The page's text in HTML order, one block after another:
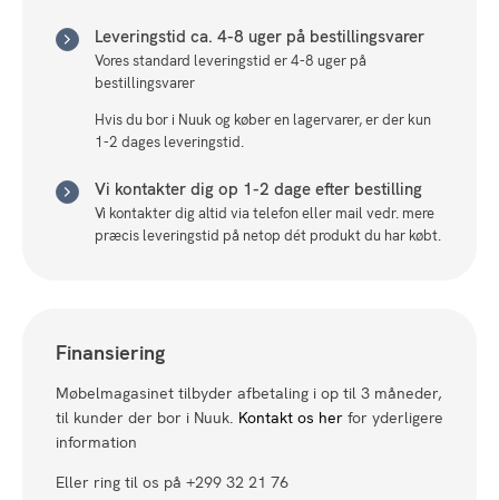
Leveringstid ca. 4-8 uger på bestillingsvarer
Vores standard leveringstid er 4-8 uger på
bestillingsvarer
Hvis du bor i Nuuk og køber en lagervarer, er der kun
1-2 dages leveringstid.
Vi kontakter dig op 1-2 dage efter bestilling
Vi kontakter dig altid via telefon eller mail vedr. mere
præcis leveringstid på netop dét produkt du har købt.
Finansiering
Møbelmagasinet tilbyder afbetaling i op til 3 måneder,
til kunder der bor i Nuuk. Kontakt os her for yderligere
information
Eller ring til os på +299 32 21 76